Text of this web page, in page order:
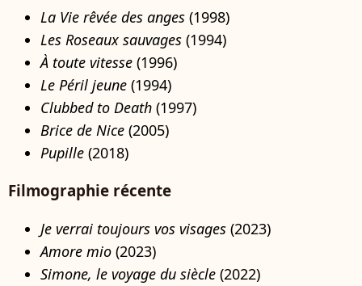
La Vie rêvée des anges (1998)
Les Roseaux sauvages (1994)
À toute vitesse (1996)
Le Péril jeune (1994)
Clubbed to Death (1997)
Brice de Nice (2005)
Pupille (2018)
Filmographie récente
Je verrai toujours vos visages (2023)
Amore mio (2023)
Simone, le voyage du siècle (2022)